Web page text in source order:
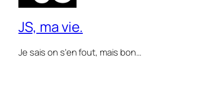
JS, ma vie.
Je sais on s'en fout, mais bon…